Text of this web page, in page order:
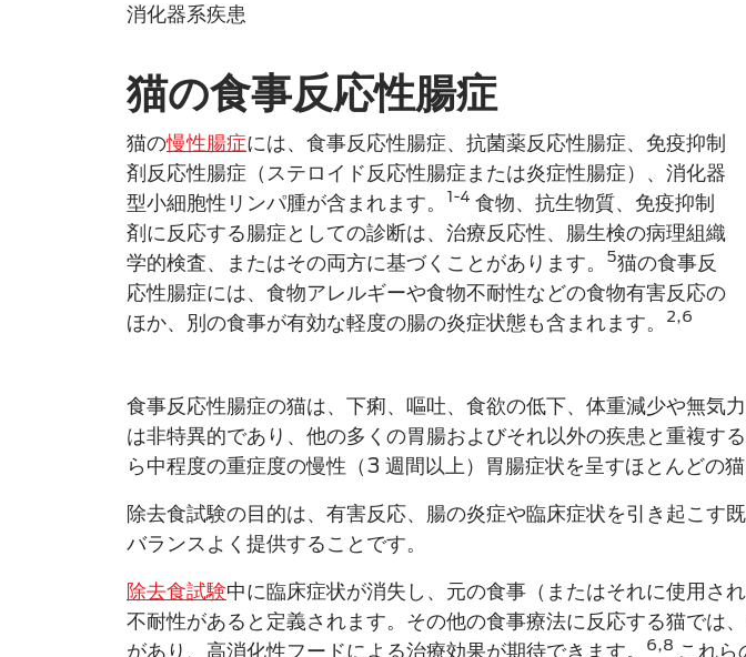
消化器系疾患
猫の食事反応性腸症
猫の慢性腸症には、食事​反応性腸症、抗菌薬​反応性腸症、免疫抑制
剤反応性腸症（ステロイド反応性腸症または炎症性腸症）、消化器
型小細胞性リンパ腫が含まれます。
1-4 食物、抗生物質、免疫抑制
剤に反応する腸症としての診断は、治療反応性、腸生検の病理組織
学的検査、またはその両方に基づくことがあります。
5猫の食事​反
応性腸症には、食物アレルギーや食物不耐性などの食物有害反応の
ほか、別の食事が有効な軽度の腸の炎症状態も含まれます。
2,6
食事​反応性腸症の猫は、下痢、嘔吐、食欲の低下​、体重減少や無気
は非特異的であり、他の多くの胃腸およびそれ​以外の疾患と重複す
ら中程度の重症度の慢性（3 週間以上）胃腸症状を呈すほとんどの
除去食試験の目的は、有害反応、腸の炎症や臨床症状を引き起こす
バランスよく​提供することです。
除去食試験中に臨床症状が消失し、元の食事（またはそれに使用さ
不耐性があると定義されます。その他の食事療法に反応する猫では
があり、高消化性フードによる​治療効果が期待できます。
6,8 これら